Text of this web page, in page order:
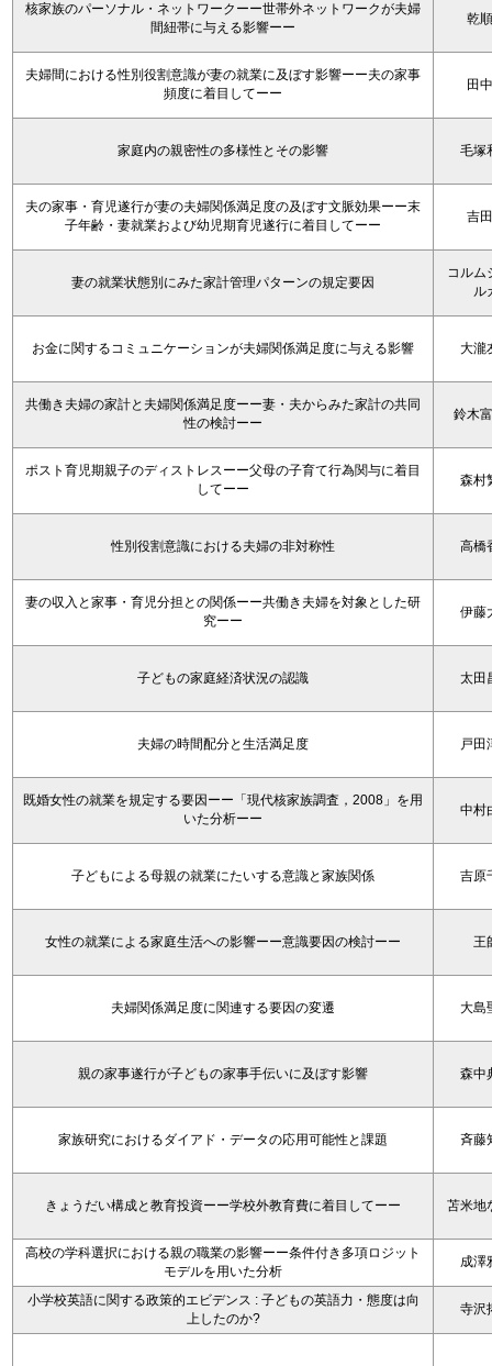
核家族のパーソナル・ネットワークーー世帯外ネットワークが夫婦
間紐帯に与える影響ーー
乾
夫婦間における性別役割意識が妻の就業に及ぼす影響ーー夫の家事
頻度に着目してーー
田
家庭内の親密性の多様性とその影響 毛塚
夫の家事・育児遂行が妻の夫婦関係満足度の及ぼす文脈効果ーー末
子年齢・妻就業および幼児期育児遂行に着目してーー
吉
妻の就業状態別にみた家計管理パターンの規定要因
コル
ル
お金に関するコミュニケーションが夫婦関係満足度に与える影響 大瀧
共働き夫婦の家計と夫婦関係満足度ーー妻・夫からみた家計の共同
性の検討ーー
鈴木
ポスト育児期親子のディストレスーー父母の子育て行為関与に着目
してーー
森村
性別役割意識における夫婦の非対称性 高橋
妻の収入と家事・育児分担との関係ーー共働き夫婦を対象とした研
究ーー
伊藤
子どもの家庭経済状況の認識 太田
夫婦の時間配分と生活満足度 戸田
既婚女性の就業を規定する要因ーー「現代核家族調査，2008」を用
いた分析ーー
中村
子どもによる母親の就業にたいする意識と家族関係 吉原
女性の就業による家庭生活への影響ーー意識要因の検討ーー 王
夫婦関係満足度に関連する要因の変遷 大島
親の家事遂行が子どもの家事手伝いに及ぼす影響 森中
家族研究におけるダイアド・データの応用可能性と課題 斉藤
きょうだい構成と教育投資ーー学校外教育費に着目してーー 苫米地
高校の学科選択における親の職業の影響ーー条件付き多項ロジット
モデルを用いた分析
成澤
小学校英語に関する政策的エビデンス : 子どもの英語力・態度は向
上したのか?
寺沢